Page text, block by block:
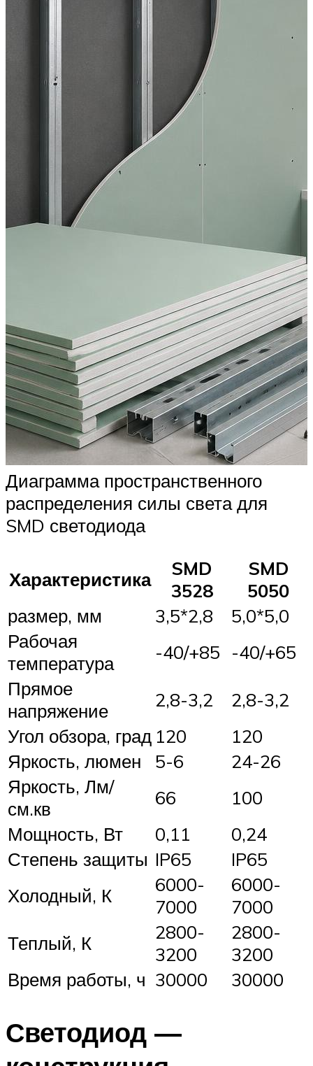
Диаграмма пространственного
распределения силы света для
SMD светодиода
Характеристика
SMD
3528
SMD
5050
размер, мм
3,5*2,8
5,0*5,0
Рабочая
температура
-40/+85 -40/+65
Прямое
напряжение
2,8-3,2
2,8-3,2
Угол обзора, град 120
120
Яркость, люмен
5-6
24-26
Яркость, Лм/
см.кв
66
100
Мощность, Вт
0,11
0,24
Степень защиты IP65
IP65
Холодный, К
6000-
7000
6000-
7000
Теплый, К
2800-
3200
2800-
3200
Время работы, ч 30000 30000
Светодиод —